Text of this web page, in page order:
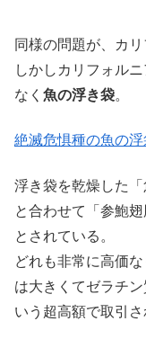
同様の問題が、カ
しかしカリフォル
なく 魚の浮き袋。
絶滅危惧種の魚の
浮き袋を乾燥した
と合わせて「参鮑
とされている。
どれも非常に高価な
は大きくてゼラチ
いう超高額で取引